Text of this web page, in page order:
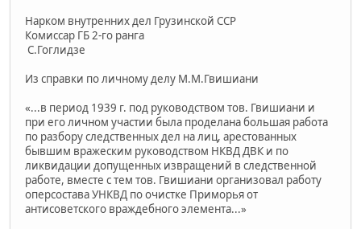
Нарком внутренних дел Грузинской ССР
Комиссар ГБ 2-го ранга
С.Гоглидзе
Из справки по личному делу М.М.Гвишиани
«...в период 1939 г. под руководством тов. Гвишиани и
при его личном участии была проделана большая работа
по разбору следственных дел на лиц, арестованных
бывшим вражеским руководством НКВД ДВК и по
ликвидации допущенных извращений в следственной
работе, вместе с тем тов. Гвишиани организовал работу
оперсостава УНКВД по очистке Приморья от
антисоветского враждебного элемента...»